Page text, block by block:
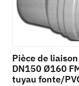
Pièce de liaison
DN150 Ø160
tuyau fonte/